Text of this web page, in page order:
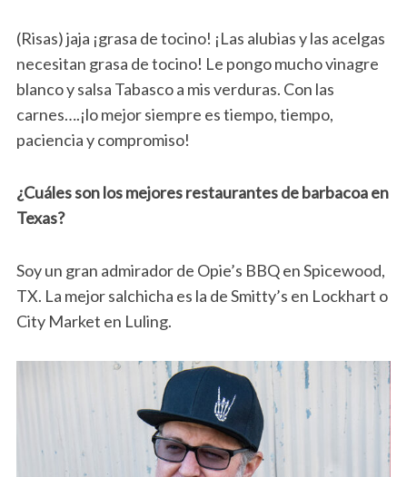
(Risas) jaja ¡grasa de tocino! ¡Las alubias y las acelgas
necesitan grasa de tocino! Le pongo mucho vinagre
blanco y salsa Tabasco a mis verduras. Con las
carnes….¡lo mejor siempre es tiempo, tiempo,
paciencia y compromiso!
¿Cuáles son los mejores restaurantes de barbacoa en
Texas?
Soy un gran admirador de Opie’s BBQ en Spicewood,
TX. La mejor salchicha es la de Smitty’s en Lockhart o
City Market en Luling.